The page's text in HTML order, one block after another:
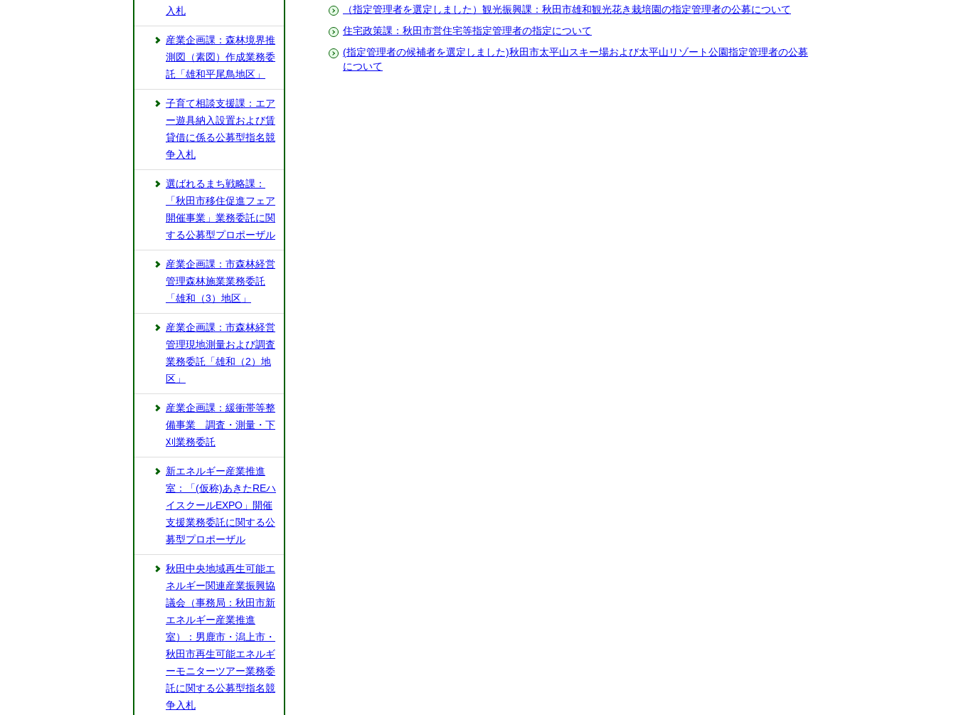
（指定管理者を選定しました）観光振興課：秋田市雄和観光花き栽培園の指定管理者の公募について
住宅政策課：秋田市営住宅等指定管理者の指定について
(指定管理者の候補者を選定しました)秋田市太平山スキー場および太平山リゾート公園指定管理者の公募
について
入札
産業企画課：森林境界推
測図（素図）作成業務委
託「雄和平尾鳥地区」
子育て相談支援課：エア
ー遊具納入設置および賃
貸借に係る公募型指名競
争入札
選ばれるまち戦略課：
「秋田市移住促進フェア
開催事業」業務委託に関
する公募型プロポーザル
産業企画課：市森林経営
管理森林施業業務委託
「雄和（3）地区」
産業企画課：市森林経営
管理現地測量および調査
業務委託「雄和（2）地
区」
産業企画課：緩衝帯等整
備事業 調査・測量・下
刈業務委託
新エネルギー産業推進
室：「(仮称)あきたREハ
イスクールEXPO」開催
支援業務委託に関する公
募型プロポーザル
秋田中央地域再生可能エ
ネルギー関連産業振興協
議会（事務局：秋田市新
エネルギー産業推進
室）：男鹿市・潟上市・
秋田市再生可能エネルギ
ーモニターツアー業務委
託に関する公募型指名競
争入札